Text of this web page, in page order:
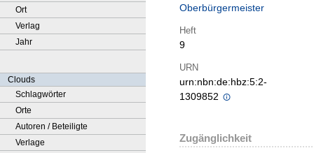
Ort
Verlag
Jahr
Clouds
Schlagwörter
Orte
Autoren / Beteiligte
Verlage
Oberbürgermeister
Heft
9
URN
urn:nbn:de:hbz:5:2-
1309852
Zugänglichkeit